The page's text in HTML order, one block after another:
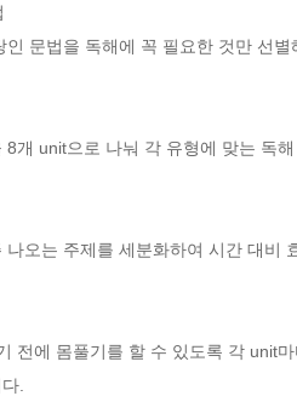
인 문법을 독해에 꼭 필요한 것만 선
8개 unit으로 나눠 각 유형에 맞는 독
나오는 주제를 세분화하여 시간 대비
전에 몸풀기를 할 수 있도록 각 unit
.